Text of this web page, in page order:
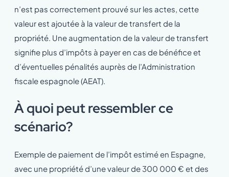
n’est pas correctement prouvé sur les actes, cette
valeur est ajoutée à la valeur de transfert de la
propriété. Une augmentation de la valeur de transfert
signifie plus d’impôts à payer en cas de bénéfice et
d’éventuelles pénalités auprès de l’Administration
fiscale espagnole (AEAT).
À quoi peut ressembler ce
scénario?
Exemple de paiement de l’impôt estimé en Espagne,
avec une propriété d’une valeur de 300 000 € et des